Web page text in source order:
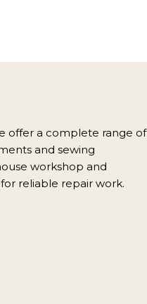
offer a complete range of
and sewing
workshop and
reliable repair work.